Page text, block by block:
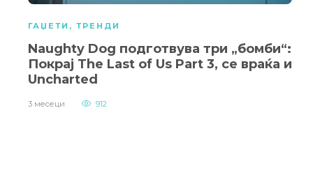
ГАЏЕТИ , ТРЕНДИ
Naughty Dog подготвува три „бомби“:
Покрај The Last of Us Part 3, се враќа и
Uncharted
3 месеци 912